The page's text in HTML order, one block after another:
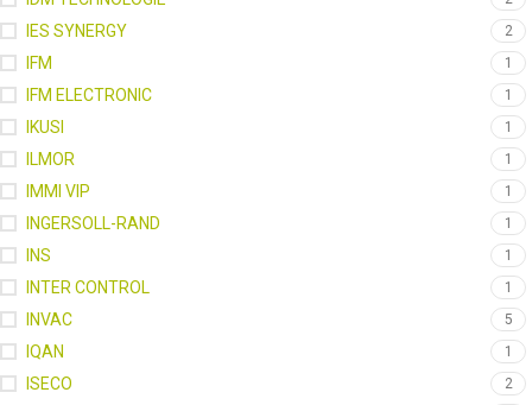
IES SYNERGY 2
IFM 1
IFM ELECTRONIC 1
IKUSI 1
ILMOR 1
IMMI VIP 1
INGERSOLL-RAND 1
INS 1
INTER CONTROL 1
INVAC 5
IQAN 1
ISECO 2